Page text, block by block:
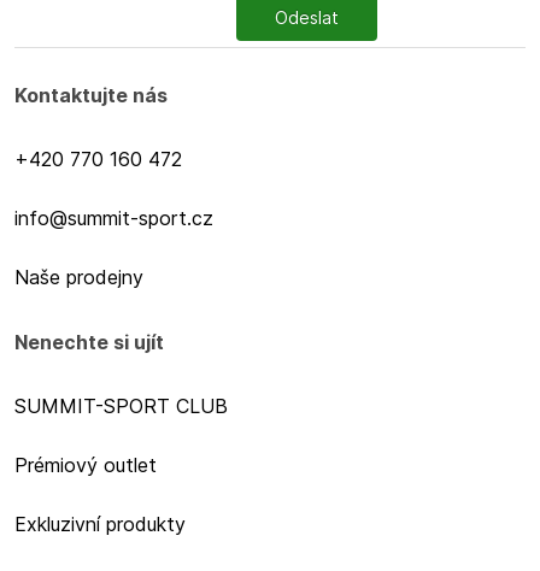
Odeslat
Kontaktujte nás
+420 770 160 472
info@summit-sport.cz
Naše prodejny
Nenechte si ujít
SUMMIT-SPORT CLUB
Prémiový outlet
Exkluzivní produkty